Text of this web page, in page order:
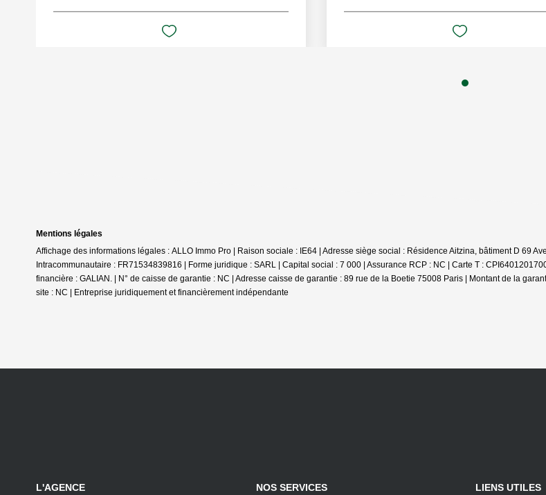
Mentions légales
Affichage des informations légales : ALLO Immo Pro | Raison sociale : IE64 | Adresse siège social : Résidence Aitzina, bâtiment D 69
Intracommunautaire : FR71534839816 | Forme juridique : SARL | Capital social : 7 000 | Assurance RCP : NC | Carte T :
financière : GALIAN. | N° de caisse de garantie : NC | Adresse caisse de garantie : 89 rue de la Boetie 75008 Paris | Montant de la
site : NC |
Entreprise juridiquement et financièrement indépendante
L'AGENCE NOS SERVICES LIENS UTILES